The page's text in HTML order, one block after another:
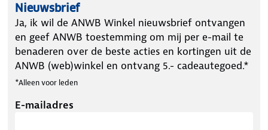
Nieuwsbrief
Ja, ik wil de ANWB Winkel nieuwsbrief ontvangen
en geef ANWB toestemming om mij per e-mail te
benaderen over de beste acties en kortingen uit de
ANWB (web)winkel en ontvang 5.- cadeautegoed.*
*Alleen voor leden
E-mailadres